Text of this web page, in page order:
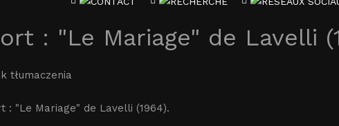
: "Le Mariage" de Lavelli
tłumaczenia
: "Le Mariage" de Lavelli (1964).